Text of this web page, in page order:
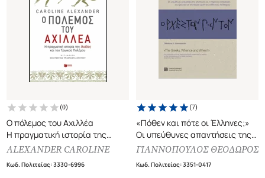
(0)
Ο πόλεμος του Αχιλλέα
Η πραγματική ιστορία της
Ιλιάδας και του Τρωικού
ALEXANDER CAROLINE
Κωδ. Πολιτείας:3330-6996
(7)
«Πόθεν και πότε οι Έλληνες;»
Οι υπεύθυνες απαντήσεις της
επιστήμης και η παρούσα
πρώτη αρχή του Ελληνικού
ΓΙΑΝΝΟΠΟΥΛΟΣ ΘΕΟΔΩΡΟΣ
Κωδ. Πολιτείας:3351-0417